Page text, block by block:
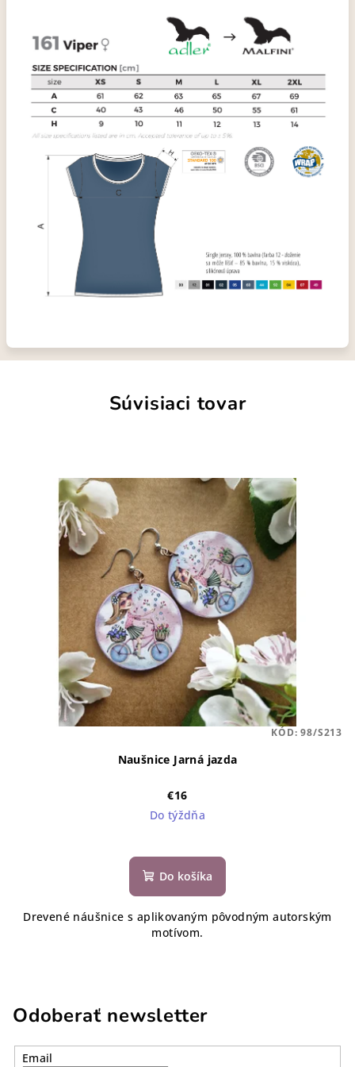
Súvisiaci tovar
Naušnice Jarná jazda
€16
Do týždňa
Do košíka
Drevené náušnice s aplikovaným pôvodným autorským
motívom.
KÓD:98/S213
Odoberať newsletter
Email